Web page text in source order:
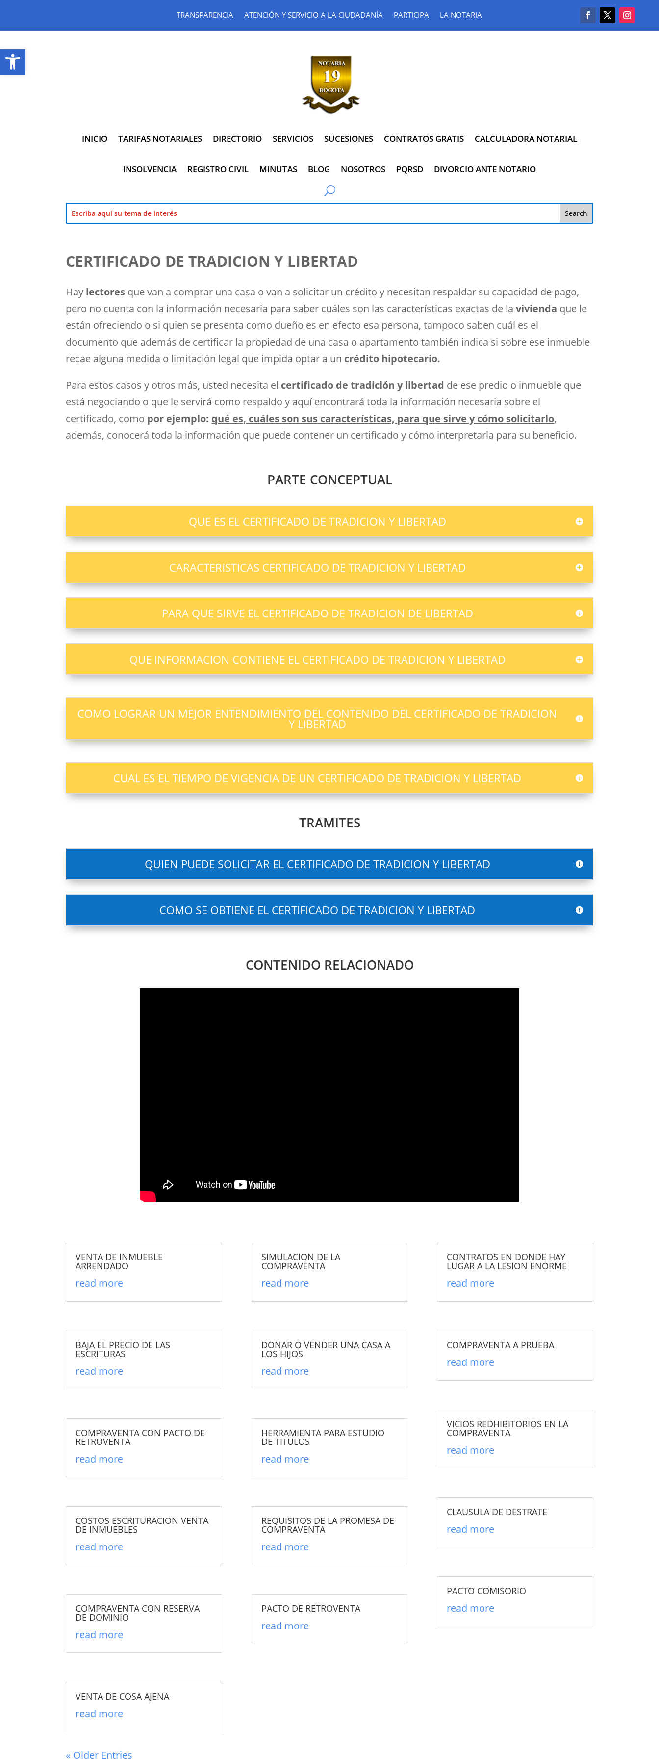
Abrir barra de herramientas
TRANSPARENCIA ATENCIÓN Y SERVICIO A LA CIUDADANÍA PARTICIPA LA NOTARIA
INICIO TARIFAS NOTARIALES DIRECTORIO SERVICIOS SUCESIONES CONTRATOS GRATIS CALCULADORA NOTARIAL
INSOLVENCIA REGISTRO CIVIL MINUTAS BLOG NOSOTROS PQRSD DIVORCIO ANTE NOTARIO
CERTIFICADO DE TRADICION Y LIBERTAD
Hay lectores que van a comprar una casa o van a solicitar un crédito y necesitan respaldar su capacidad de pago,
pero no cuenta con la información necesaria para saber cuáles son las características exactas de lavivienda que le
están ofreciendo o si quien se presenta como dueño es en efecto esa persona, tampoco saben cuál es el
documento que además de certificar la propiedad de una casa o apartamento también indica si sobre ese inmueble
recae alguna medida o limitación legal que impida optar a un crédito hipotecario.
Para estos casos y otros más, usted necesita el certificado de tradición y libertad de ese predio o inmueble que
está negociando o que le servirá como respaldo y aquí encontrará toda la información necesaria sobre el
certificado, como por ejemplo: qué es, cuáles son sus características, para que sirve y cómo solicitarlo,
además, conocerá toda la información que puede contener un certificado y cómo interpretarla para su beneficio.
PARTE CONCEPTUAL
QUE ES EL CERTIFICADO DE TRADICION Y LIBERTAD
CARACTERISTICAS CERTIFICADO DE TRADICION Y LIBERTAD
PARA QUE SIRVE EL CERTIFICADO DE TRADICION DE LIBERTAD
QUE INFORMACION CONTIENE EL CERTIFICADO DE TRADICION Y LIBERTAD
COMO LOGRAR UN MEJOR ENTENDIMIENTO DEL CONTENIDO DEL CERTIFICADO DE TRADICION
Y LIBERTAD
CUAL ES EL TIEMPO DE VIGENCIA DE UN CERTIFICADO DE TRADICION Y LIBERTAD
TRAMITES
QUIEN PUEDE SOLICITAR EL CERTIFICADO DE TRADICION Y LIBERTAD
COMO SE OBTIENE EL CERTIFICADO DE TRADICION Y LIBERTAD
CONTENIDO RELACIONADO
VENTA DE INMUEBLE
ARRENDADO
read more
BAJA EL PRECIO DE LAS
ESCRITURAS
read more
COMPRAVENTA CON PACTO DE
RETROVENTA
read more
COSTOS ESCRITURACION VENTA
DE INMUEBLES
read more
COMPRAVENTA CON RESERVA
DE DOMINIO
read more
VENTA DE COSA AJENA
read more
SIMULACION DE LA
COMPRAVENTA
read more
DONAR O VENDER UNA CASA A
LOS HIJOS
read more
HERRAMIENTA PARA ESTUDIO
DE TITULOS
read more
REQUISITOS DE LA PROMESA DE
COMPRAVENTA
read more
PACTO DE RETROVENTA
read more
CONTRATOS EN DONDE HAY
LUGAR A LA LESION ENORME
read more
COMPRAVENTA A PRUEBA
read more
VICIOS REDHIBITORIOS EN LA
COMPRAVENTA
read more
CLAUSULA DE DESTRATE
read more
PACTO COMISORIO
read more
« Older Entries